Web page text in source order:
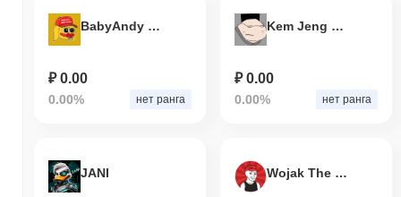
BabyAndy BSC
₽ 0.00
0.00% нет ранга
Kem Jeng Un
₽ 0.00
0.00% нет ранга
JANI Wojak The Wanker